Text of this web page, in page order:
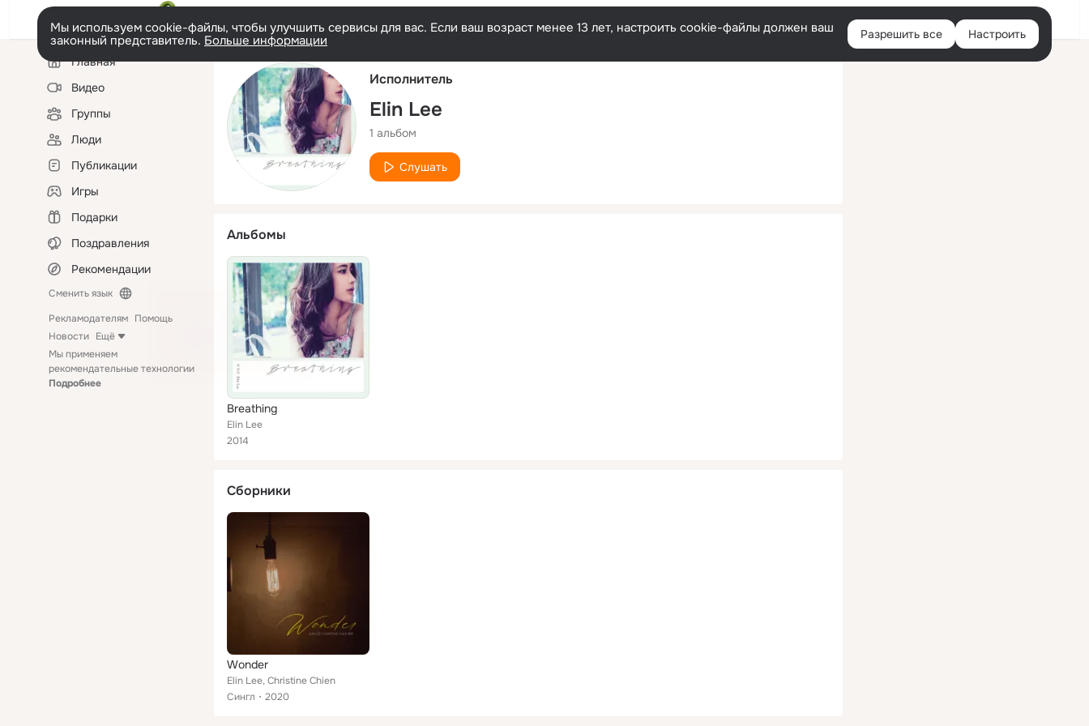
Русский Войти
Мы используем cookie-файлы, чтобы улучшить сервисы для вас. Если ваш возраст менее 13 лет, настроить cookie-файлы должен ваш
законный представитель. Больше информации Разрешить все Настроить
Левая
колонкаГлавная
Видео
Группы
Люди
Публикации
Игры
Подарки
Поздравления
Рекомендации
Сменить язык
Рекламодателям Помощь
Новости Ещё
Мы применяем
рекомендательные технологии
Подробнее
Исполнитель
Elin Lee
1 альбом
Слушать
Альбомы
Breathing
Elin Lee
2014
Сборники
Wonder
Elin Lee, Christine Chien
Сингл
2020